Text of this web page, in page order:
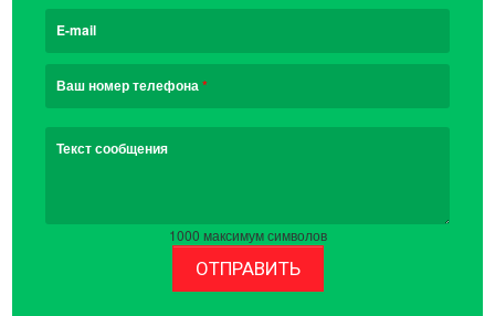
E-mail
Ваш номер телефона*
Текст сообщения
1000 максимум символов
ОТПРАВИТЬ